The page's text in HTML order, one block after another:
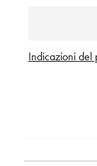
Indicazioni del